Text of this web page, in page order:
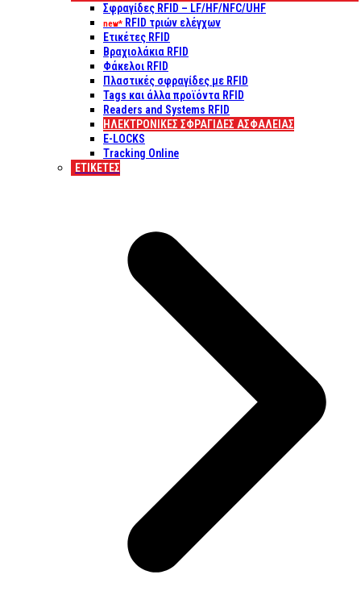
Σφραγίδες RFID – LF/HF/NFC/UHF
new* RFID τριών ελέγχων
Ετικέτες RFID
Βραχιολάκια RFID
Φάκελοι RFID
Πλαστικές σφραγίδες με RFID
Tags και άλλα προϊόντα RFID
Readers and Systems RFID
ΗΛΕΚΤΡΟΝΙΚΕΣ ΣΦΡΑΓΙΔΕΣ ΑΣΦΑΛΕΙΑΣ
E-LOCKS
Tracking Online
ΕΤΙΚΈΤΕΣ